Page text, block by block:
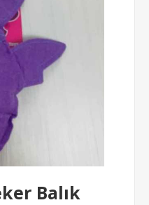
Balık